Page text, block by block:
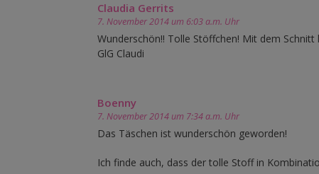
Claudia Gerrits
7. November 2014 um 6:03 a.m. Uhr
Wunderschön!! Tolle Stöffchen! Mit dem Schnitt
GlG Claudi
Boenny
7. November 2014 um 7:34 a.m. Uhr
Das Täschen ist wunderschön geworden!
Ich finde auch, dass der tolle Stoff in